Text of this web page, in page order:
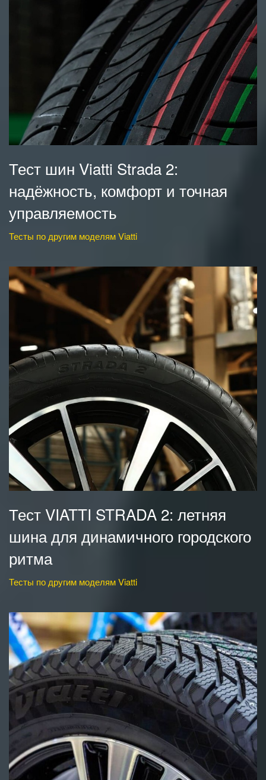
Тест шин Viatti Strada 2:
надёжность, комфорт и точная
управляемость
Тесты по другим моделям Viatti
Тест VIATTI STRADA 2: летняя
шина для динамичного городского
ритма
Тесты по другим моделям Viatti